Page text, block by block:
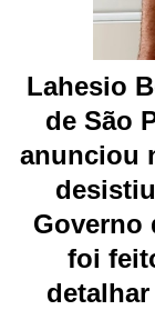
Lahesio
de São
anunciou
Governo
foi